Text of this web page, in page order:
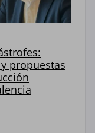
propuestas
sobre estas